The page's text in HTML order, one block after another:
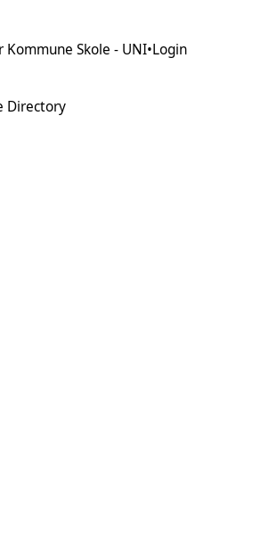
Kommune Skole - UNI•Login
Directory